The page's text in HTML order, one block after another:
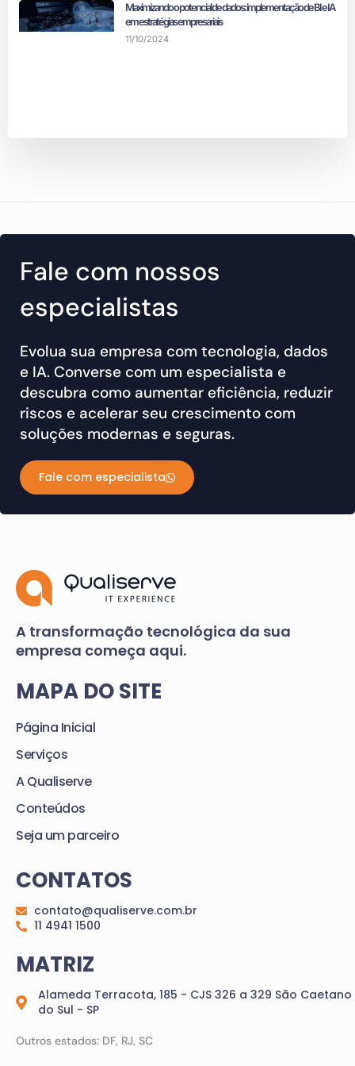
Maximizando o potencial de dados: implementação de BI e IA
em estratégias empresariais
11/10/2024
Fale com nossos
especialistas
Evolua sua empresa com tecnologia, dados
e IA. Converse com um especialista e
descubra como aumentar eficiência, reduzir
riscos e acelerar seu crescimento com
soluções modernas e seguras.
Fale com especialista
A transformação tecnológica da sua
empresa começa aqui.
MAPA DO SITE
Página Inicial
Serviços
A Qualiserve
Conteúdos
Seja um parceiro
CONTATOS
contato@qualiserve.com.br
11 4941 1500
MATRIZ
Alameda Terracota, 185 - CJS 326 a 329 São Caetano
do Sul - SP
Outros estados: DF, RJ, SC